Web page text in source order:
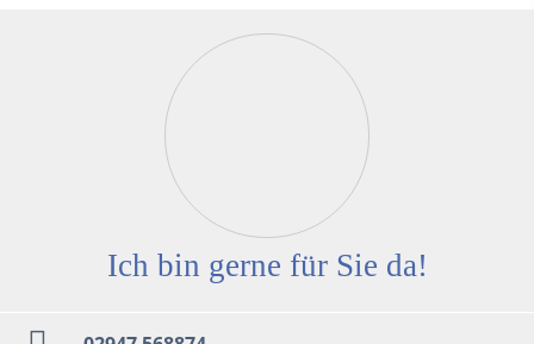
Ich bin gerne für Sie da!